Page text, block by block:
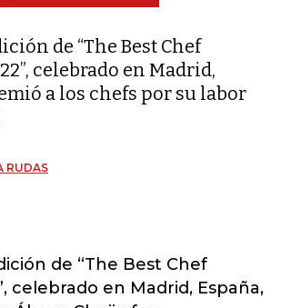
de “The Best Chef
celebrado en Madrid,
a los chefs por su labor
RUDAS
de “The Best Chef
celebrado en Madrid, España,